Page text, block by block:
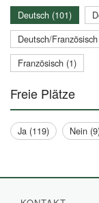
Deutsch (101)
Deutsch/
Französisch (1)
Freie Plätze
Ja (119) Nein